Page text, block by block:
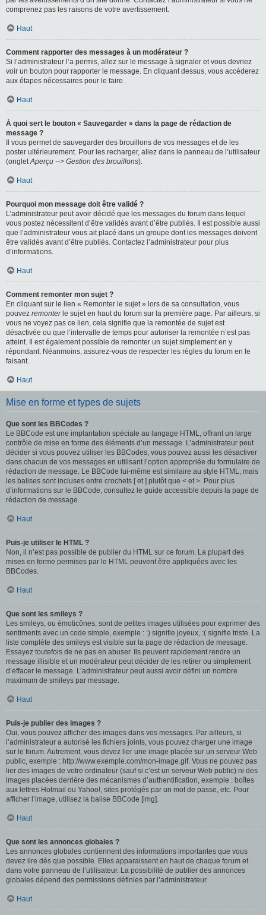
comprenez pas les raisons de votre avertissement.
Haut
Comment rapporter des messages à un modérateur ?
Si l’administrateur l’a permis, allez sur le message à signaler et vous devriez
voir un bouton pour rapporter le message. En cliquant dessus, vous accéderez
aux étapes nécessaires pour le faire.
Haut
À quoi sert le bouton « Sauvegarder » dans la page de rédaction de
message ?
Il vous permet de sauvegarder des brouillons de vos messages et de les
poster ultérieurement. Pour les recharger, allez dans le panneau de l’utilisateur
(ongletAperçu --> Gestion des brouillons).
Haut
Pourquoi mon message doit être validé ?
L’administrateur peut avoir décidé que les messages du forum dans lequel
vous postez nécessitent d’être validés avant d’être publiés. Il est possible aussi
que l’administrateur vous ait placé dans un groupe dont les messages doivent
être validés avant d’être publiés. Contactez l’administrateur pour plus
d’informations.
Haut
Comment remonter mon sujet ?
En cliquant sur le lien « Remonter le sujet » lors de sa consultation, vous
pouvez remonterle sujet en haut du forum sur la première page. Par ailleurs, si
vous ne voyez pas ce lien, cela signifie que la remontée de sujet est
désactivée ou que l’intervalle de temps pour autoriser la remontée n’est pas
atteint. Il est également possible de remonter un sujet simplement en y
répondant. Néanmoins, assurez-vous de respecter les règles du forum en le
faisant.
Haut
Mise en forme et types de sujets
Que sont les BBCodes ?
Le BBCode est une implantation spéciale au langage HTML, offrant un large
contrôle de mise en forme des éléments d’un message. L’administrateur peut
décider si vous pouvez utiliser les BBCodes, vous pouvez aussi les désactiver
dans chacun de vos messages en utilisant l’option appropriée du formulaire de
rédaction de message. Le BBCode lui-même est similaire au style HTML, mais
les balises sont incluses entre crochets [ et ] plutôt que < et >. Pour plus
d’informations sur le BBCode, consultez le guide accessible depuis la page de
rédaction de message.
Haut
Puis-je utiliser le HTML ?
Non, il n’est pas possible de publier du HTML sur ce forum. La plupart des
mises en forme permises par le HTML peuvent être appliquées avec les
BBCodes.
Haut
Que sont les smileys ?
Les smileys, ou émoticônes, sont de petites images utilisées pour exprimer des
sentiments avec un code simple, exemple : :) signifie joyeux, :( signifie triste. La
liste complète des smileys est visible sur la page de rédaction de message.
Essayez toutefois de ne pas en abuser. Ils peuvent rapidement rendre un
message illisible et un modérateur peut décider de les retirer ou simplement
d’effacer le message. L’administrateur peut aussi avoir défini un nombre
maximum de smileys par message.
Haut
Puis-je publier des images ?
Oui, vous pouvez afficher des images dans vos messages. Par ailleurs, si
l’administrateur a autorisé les fichiers joints, vous pouvez charger une image
sur le forum. Autrement, vous devez lier une image placée sur un serveur Web
public, exemple : http://www.exemple.com/mon-image.gif. Vous ne pouvez pas
lier des images de votre ordinateur (sauf si c’est un serveur Web public) ni des
images placées derrière des mécanismes d’authentification, exemple : boîtes
aux lettres Hotmail ou Yahoo!, sites protégés par un mot de passe, etc. Pour
afficher l’image, utilisez la balise BBCode [img].
Haut
Que sont les annonces globales ?
Les annonces globales contiennent des informations importantes que vous
devez lire dès que possible. Elles apparaissent en haut de chaque forum et
dans votre panneau de l’utilisateur. La possibilité de publier des annonces
globales dépend des permissions définies par l’administrateur.
Haut